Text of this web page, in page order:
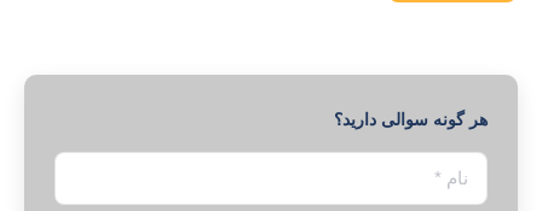
هر گونه سوالی دارید؟
نام *